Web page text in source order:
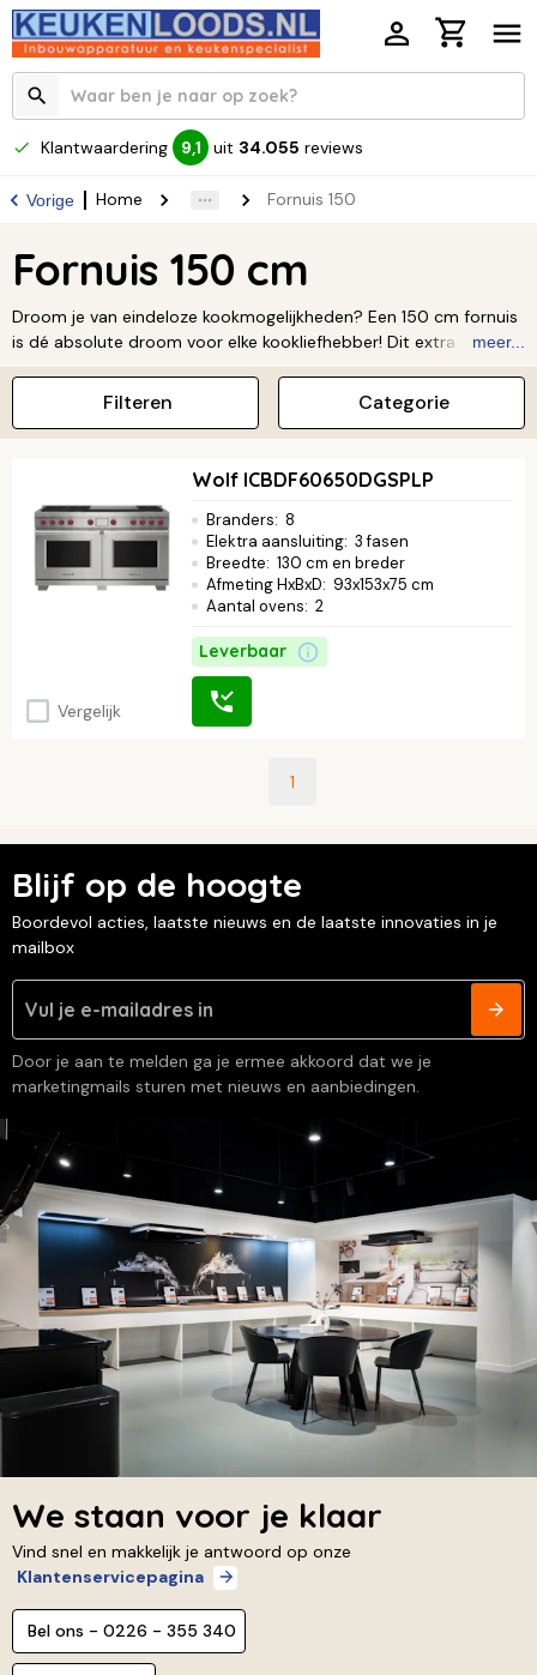
Klantwaardering 9,1 uit 34.055 reviews
Vorige Home Fornuis 150
Fornuis 150 cm
Droom je van eindeloze kookmogelijkheden? Een 150 cm fornuis
is dé absolute droom voor elke kookliefhebber! Dit extra brede
gigantisch kookoppervlak met meerdere zones en een geweldige
oven. Zo heb je maximale flexibiliteit bij al je culinaire avonturen.
Wil je een professioneel fornuis kopen dat design en
functionaliteit perfect combineert? Dan is dit jouw ultieme
keuze. Het maakt van jouw keuken direct een luxe en sfeervolle
plek. Klaar om je passie voor koken de ruimte te geven? Ontdek
de collectie.
meer...
Categorie
Filteren
Vergelijk
Wolf ICBDF60650DGSPLP
Branders: 8
Elektra aansluiting: 3 fasen
Breedte: 130 cm en breder
Afmeting HxBxD: 93x153x75 cm
Aantal ovens: 2
Leverbaar
1
Blijf op de hoogte
Boordevol acties, laatste nieuws en de laatste innovaties in je
mailbox
Door je aan te melden ga je ermee akkoord dat we je
marketingmails sturen met nieuws en aanbiedingen.
We staan voor je klaar
Vind snel en makkelijk je antwoord op onze
Klantenservicepagina
Bel ons - 0226 - 355 340